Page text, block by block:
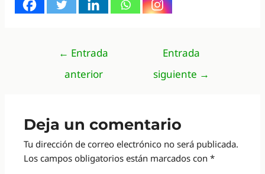
Navegación
entradas
← Entrada
anterior
Entrada
siguiente →
Deja un comentario
Tu dirección de correo electrónico no será publicada.
Los campos obligatorios están marcados con*